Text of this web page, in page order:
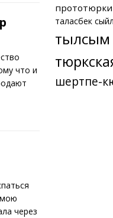
что и
через
прототюрки
таласбек
тылсым
шертпе-